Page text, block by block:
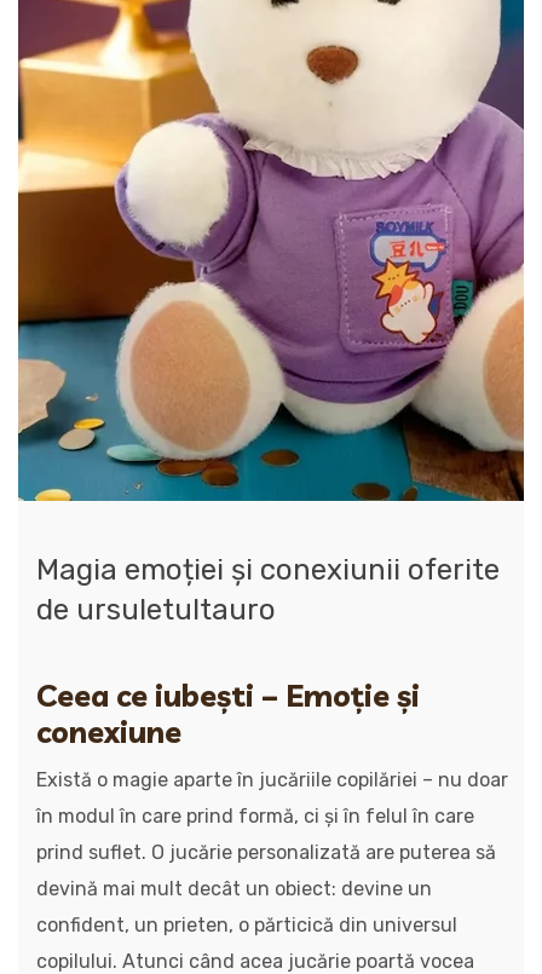
Magia emoției și conexiunii oferite
de ursuletultauro
Ceea ce iubești – Emoție și
conexiune
Există o magie aparte în jucăriile copilăriei – nu doar
în modul în care prind formă, ci și în felul în care
prind suflet. O jucărie personalizată are puterea să
devină mai mult decât un obiect: devine un
confident, un prieten, o părticică din universul
copilului. Atunci când acea jucărie poartă vocea